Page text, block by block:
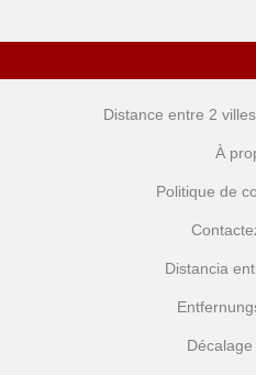
Distance entre 2 villes
À
Politique de
Distancia